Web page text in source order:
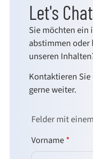
Let's
Sie möchten
abstimmen oder
unseren
Kontaktieren
gerne weiter.
Felder mit einem
Vorname *